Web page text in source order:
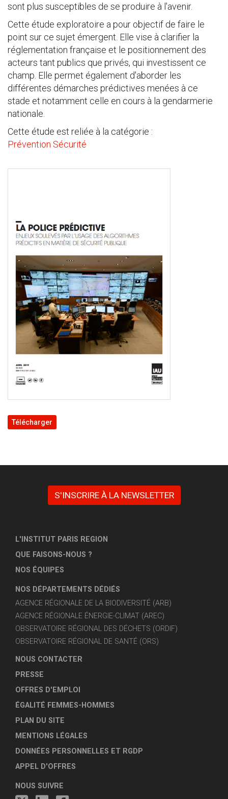
sont plus susceptibles de se produire à l'avenir.
Cette étude exploratoire a pour objectif de faire le
point sur ce sujet émergent. Elle vise à clarifier la
réglementation française et le positionnement des
acteurs tant publics que privés, qui investissent ce
champ. Elle permet également d'aborder les
différentes démarches prédictives menées à ce
stade et notamment celle en cours à la gendarmerie
nationale.
Cette étude est reliée à la catégorie :
Prévention Sécurité
Télécharger
S'INSCRIRE À LA NEWSLETTER
L'INSTITUT PARIS REGION
QUE FAISONS-NOUS ?
NOS ÉQUIPES
NOS DÉPARTEMENTS DÉDIÉS
AGENCE RÉGIONALE DE LA BIODIVERSITÉ (ARB)
AGENCE RÉGIONALE ÉNERGIE-CLIMAT (AREC)
OBSERVATOIRE RÉGIONAL DES DÉCHETS (ORDIF)
OBSERVATOIRE RÉGIONAL DE SANTÉ (ORS)
NOUS CONTACTER
PRESSE
OFFRES D'EMPLOI
ÉGALITÉ FEMMES-HOMMES
PLAN DU SITE
MENTIONS LÉGALES
DONNÉES PERSONNELLES ET RGDP
APPEL D'OFFRES
NOUS SUIVRE